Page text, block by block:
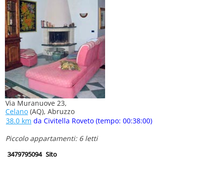
Via Muranuove 23,
Celano (AQ), Abruzzo
38.0 km da Civitella Roveto (tempo: 00:38:00)
Piccolo appartamenti: 6 letti
3479795094 Sito